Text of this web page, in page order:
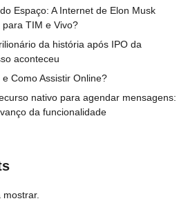
Espaço: A Internet de Elon Musk
para TIM e Vivo?
da história após IPO da
aconteceu
Como Assistir Online?
nativo para agendar mensagens:
da funcionalidade